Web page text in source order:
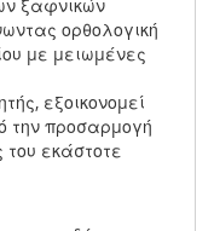
ξαφνικών
ορθολογική
µε µειωµένες
εξοικονοµεί
την προσαρµογή
του εκάστοτε